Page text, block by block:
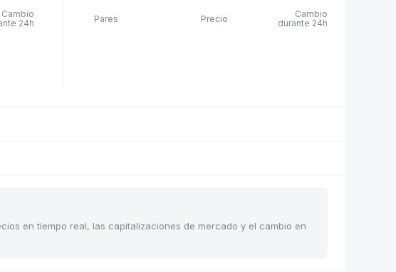
Cambio
24h
Pares Precio
Cambio
durante 24h
en tiempo real, las capitalizaciones de mercado y el cambio en